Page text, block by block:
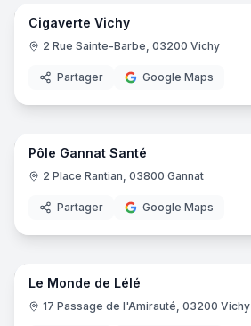
Boutique de cigarettes électroniques
Cigaverte Vichy
2 Rue Sainte-Barbe, 03200 Vichy
Partager Google Maps
Centre de soins médicaux
Pôle Gannat Santé
2 Place Rantian, 03800 Gannat
Partager Google Maps
Magasin de décoration
Le Monde de Lélé
17 Passage de l'Amirauté, 03200 Vichy